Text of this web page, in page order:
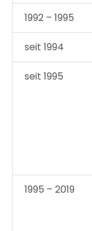
1992 – 1995
seit 1994
seit 1995
1995 – 2019